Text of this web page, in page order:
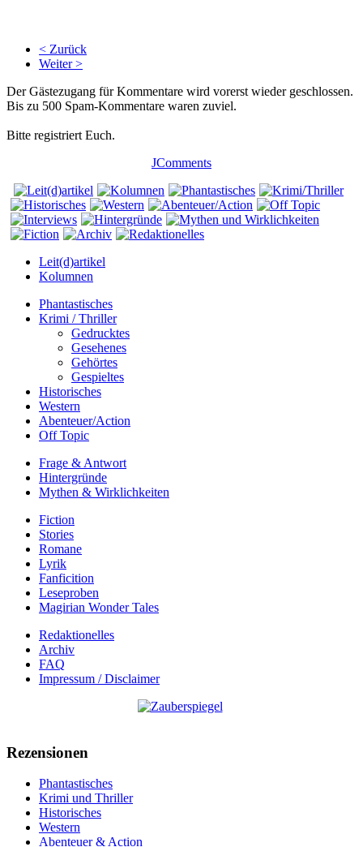
< Zurück
Weiter >
Der Gästezugang für Kommentare wird vorerst wieder geschlossen.
Bis zu 500 Spam-Kommentare waren zuviel.
Bitte registriert Euch.
JComments
Leit(d)artikel
Kolumnen
Phantastisches
Krimi / Thriller
Gedrucktes
Gesehenes
Gehörtes
Gespieltes
Historisches
Western
Abenteuer/Action
Off Topic
Frage & Antwort
Hintergründe
Mythen & Wirklichkeiten
Fiction
Stories
Romane
Lyrik
Fanficition
Leseproben
Magirian Wonder Tales
Redaktionelles
Archiv
FAQ
Impressum / Disclaimer
Rezensionen
Phantastisches
Krimi und Thriller
Historisches
Western
Abenteuer & Action